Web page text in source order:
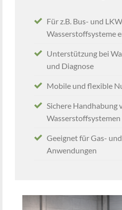
Für z.B. Bus- und
Wasserstoffsysteme
Unterstützung bei
und Diagnose
Mobile und flexible
Sichere Handhabung
Wasserstoffsystemen
Geeignet für Gas-
Anwendungen